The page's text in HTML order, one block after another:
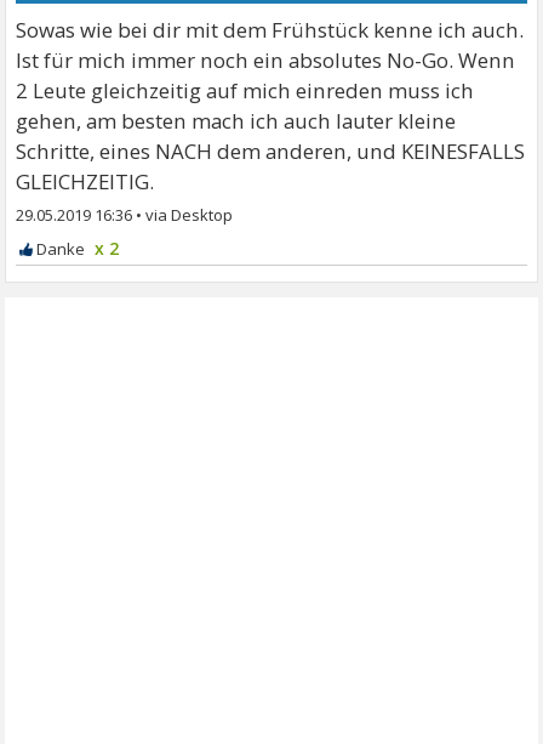
Sowas wie bei dir mit dem Frühstück kenne ich auch.
Ist für mich immer noch ein absolutes No-Go. Wenn
2 Leute gleichzeitig auf mich einreden muss ich
gehen, am besten mach ich auch lauter kleine
Schritte, eines NACH dem anderen, und KEINESFALLS
GLEICHZEITIG.
29.05.2019 16:36 •
x 2